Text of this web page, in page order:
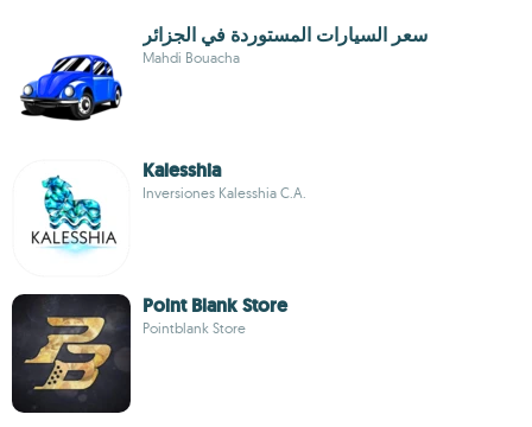
سعر السيارات المستوردة في الجزائر
Mahdi Bouacha
Kalesshia
Inversiones Kalesshia C.A.
Point Blank Store
Pointblank Store